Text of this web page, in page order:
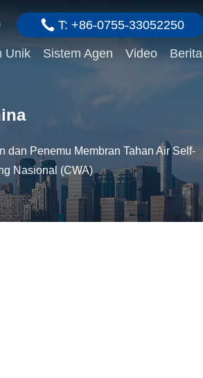
T: +86-0755-33052250
Unik Sistem Agen Video Berita
dan Penemu Membran Tahan Air Self-
Nasional (CWA)